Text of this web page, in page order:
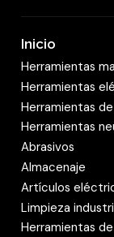
Inicio
Herramientas
Herramientas
Herramientas
Herramientas
Abrasivos
Almacenaje
Artículos
Limpieza
Herramientas